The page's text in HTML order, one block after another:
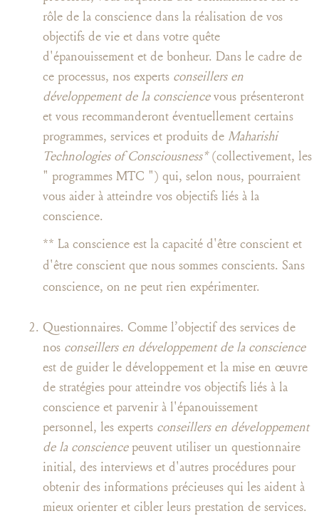
rôle de la conscience dans la réalisation de vos
objectifs de vie et dans votre quête
d'épanouissement et de bonheur. Dans le cadre de
ce processus, nos experts conseillers en
développement de la consciencevous présenteront
et vous recommanderont éventuellement certains
programmes, services et produits de Maharishi
Technologies of Consciousness*(collectivement, les
" programmes MTC ") qui, selon nous, pourraient
vous aider à atteindre vos objectifs liés à la
conscience.
** La conscience est la capacité d'être conscient et
d'être conscient que nous sommes conscients. Sans
conscience, on ne peut rien expérimenter.
Questionnaires. Comme l’objectif des services de
nos conseillers en développement de la conscience
est de guider le développement et la mise en œuvre
de stratégies pour atteindre vos objectifs liés à la
conscience et parvenir à l'épanouissement
personnel, les experts conseillers en développement
de la consciencepeuvent utiliser un questionnaire
initial, des interviews et d'autres procédures pour
obtenir des informations précieuses qui les aident à
mieux orienter et cibler leurs prestation de services.